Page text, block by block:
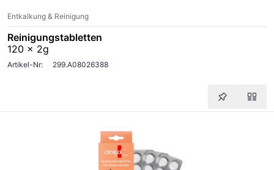
Entkalkung & Reinigung
Reinigungstabletten
120 x 2g
Artikel-Nr: 299.A08026388